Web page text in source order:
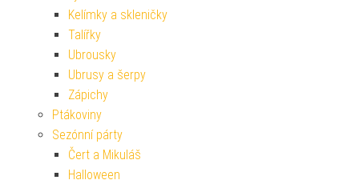
Kelímky a skleničky
Talířky
Ubrousky
Ubrusy a šerpy
Zápichy
Ptákoviny
Sezónní párty
Čert a Mikuláš
Halloween